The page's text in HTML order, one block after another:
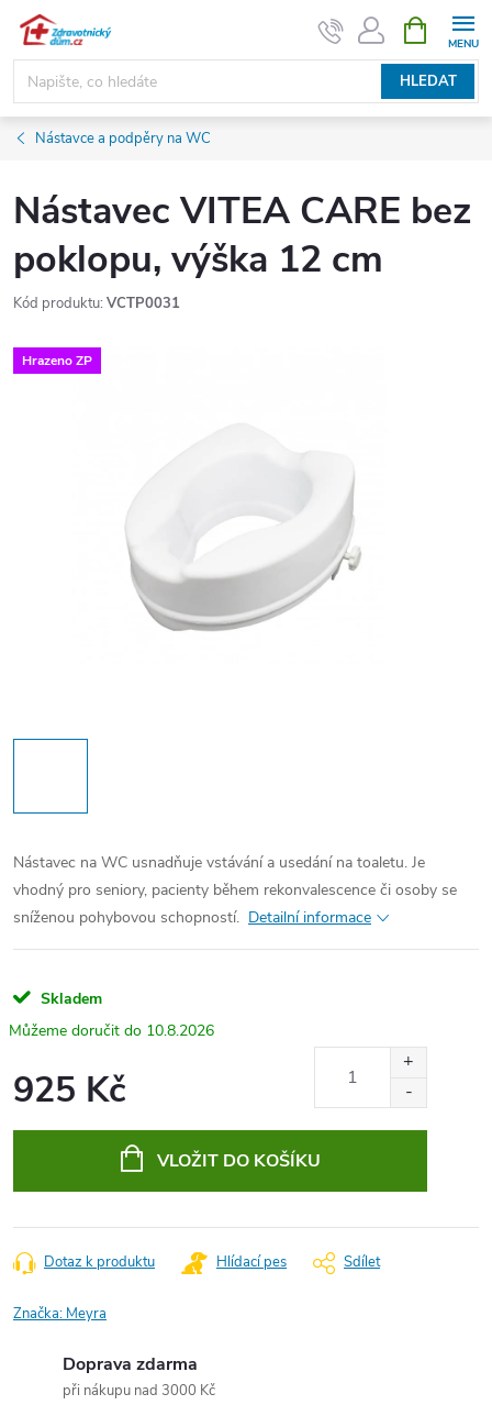
Přejít
obsah
HLEDAT
NÁKUPNÍ
KOŠÍK
Nástavce a podpěry na WC
Nástavec VITEA CARE bez
poklopu, výška 12 cm
Kód produktu: VCTP0031
Hrazeno ZP
Nástavec na WC usnadňuje vstávání a usedání na toaletu. Je
vhodný pro seniory, pacienty během rekonvalescence či osoby se
sníženou pohybovou schopností. Detailní informace
Skladem
10.8.2026
925 Kč
VLOŽIT DO KOŠÍKU
Dotaz k produktu Hlídací pes Sdílet
Značka: Meyra
Doprava zdarma
při nákupu nad 3000 Kč